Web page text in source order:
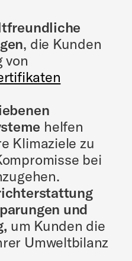
, die Kunden
von
helfen
Klimaziele zu
bei
und
um Kunden die
Umweltbilanz